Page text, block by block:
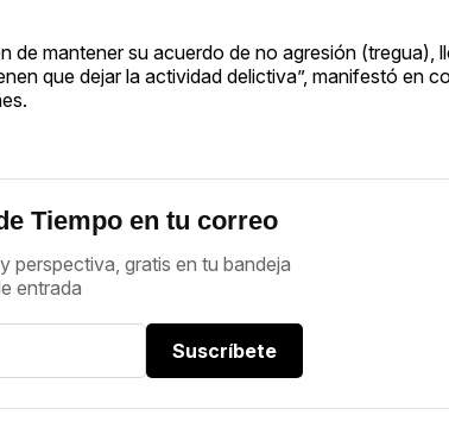
de mantener su acuerdo de no agresión (tregua),
que dejar la actividad delictiva”, manifestó en
Tiempo en tu correo
perspectiva, gratis en tu bandeja
entrada
Suscríbete